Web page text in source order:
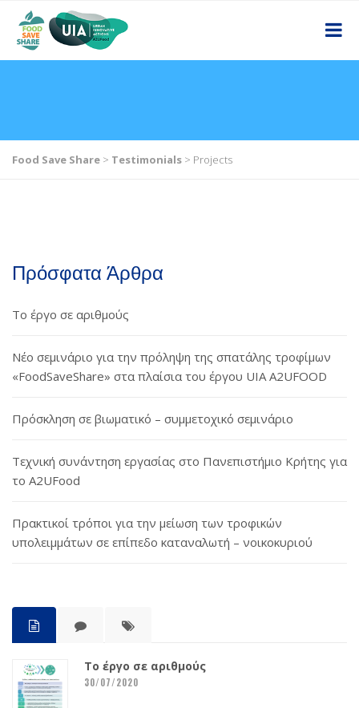
Food Save Share > Testimonials > Projects
Πρόσφατα Άρθρα
Το έργο σε αριθμούς
Νέο σεμινάριο για την πρόληψη της σπατάλης τροφίμων
«FoodSaveShare» στα πλαίσια του έργου UIA A2UFOOD
Πρόσκληση σε βιωματικό – συμμετοχικό σεμινάριο
Τεχνική συνάντηση εργασίας στο Πανεπιστήμιο Κρήτης για
το A2UFood
Πρακτικοί τρόποι για την μείωση των τροφικών
υπολειμμάτων σε επίπεδο καταναλωτή – νοικοκυριού
Το έργο σε αριθμούς
30/07/2020